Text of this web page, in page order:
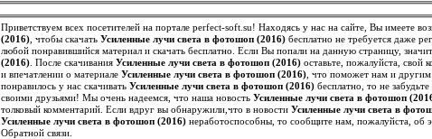
Приветствуем всех посетителей на портале perfect-soft.su! Находясь у нас на сайте, Вы имеете
(2016) , чтобы скачатьУсиленные лучи света в фотошоп (2016) бесплатно не требуется даже
любой понравившийся материал и скачать бесплатно. Если Вы попали на данную страницу,
(2016) . После скачиванияУсиленные лучи света в фотошоп (2016) оставьте, пожалуйста, свой
и впечатлении о материалеУсиленные лучи света в фотошоп (2016) , что поможет нам и
понравилось у нас скачиватьУсиленные лучи света в фотошоп (2016) бесплатно, то не
своими друзьями! Мы очень надеемся, что наша новостьУсиленные лучи света в фотошоп
толковый комментарий. Если вдруг вы обнаружили,что в новостиУсиленные лучи света в
Усиленные лучи света в фотошоп (2016) неработоспособны, то сообщите нам, пожалуйста,
Обратной связи.